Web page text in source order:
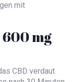
mit
mg
CBD verdaut